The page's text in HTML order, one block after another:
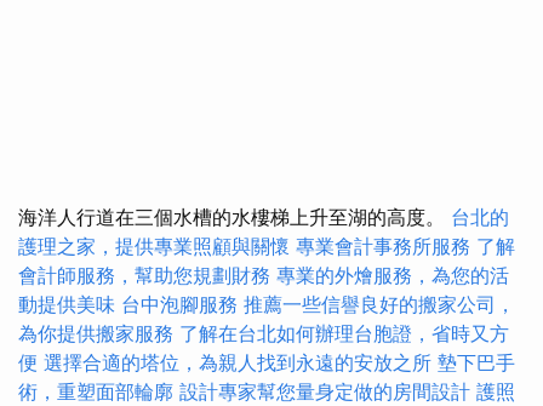
海洋人行道在三個水槽的水樓梯上升至湖的高度。 台北的
護理之家，提供專業照顧與關懷 專業會計事務所服務 了解
會計師服務，幫助您規劃財務 專業的外燴服務，為您的活
動提供美味 台中泡腳服務 推薦一些信譽良好的搬家公司，
為你提供搬家服務 了解在台北如何辦理台胞證，省時又方
便 選擇合適的塔位，為親人找到永遠的安放之所 墊下巴手
術，重塑面部輪廓 設計專家幫您量身定做的房間設計 護照